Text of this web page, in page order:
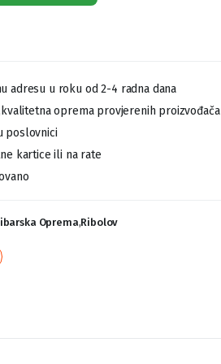
adresu u roku od 2-4 radna dana
oprema provjerenih proizvođača
poslovnici
kartice ili na rate
Oprema,Ribolov